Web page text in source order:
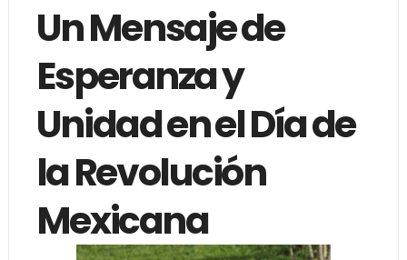
Un Mensaje de
Esperanza y
Unidad en el Día de
la Revolución
Mexicana